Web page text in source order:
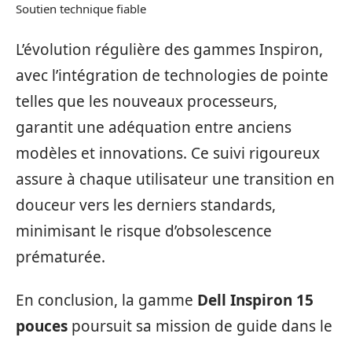
Soutien technique fiable
L’évolution régulière des gammes Inspiron,
avec l’intégration de technologies de pointe
telles que les nouveaux processeurs,
garantit une adéquation entre anciens
modèles et innovations. Ce suivi rigoureux
assure à chaque utilisateur une transition en
douceur vers les derniers standards,
minimisant le risque d’obsolescence
prématurée.
En conclusion, la gamme Dell Inspiron 15
pouces poursuit sa mission de guide dans le